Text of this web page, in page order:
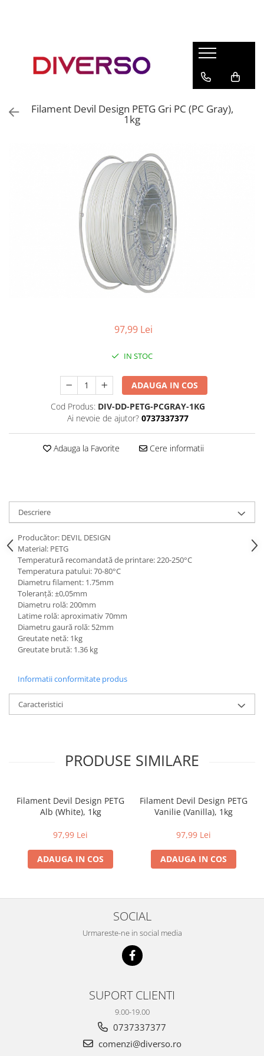
ASA
Filament Devil Design PETG Gri PC (PC Gray),
1kg
97,99 Lei
IN STOC
ADAUGA IN COS
Cod Produs: DIV-DD-PETG-PCGRAY-1KG
Ai nevoie de ajutor? 0737337377
Adauga la Favorite Cere informatii
Descriere
Producător: DEVIL DESIGN
Material: PETG
Temperatură recomandată de printare: 220-250°C
Temperatura patului: 70-80°C
Diametru filament: 1.75mm
Toleranță: ±0,05mm
Diametru rolă: 200mm
Latime rolă: aproximativ 70mm
Diametru gaură rolă: 52mm
Greutate netă: 1kg
Greutate brută: 1.36 kg
Informatii conformitate produs
Caracteristici
PRODUSE SIMILARE
Filament Devil Design PETG
Alb (White), 1kg
97,99 Lei
ADAUGA IN COS
Filament Devil Design PETG
Vanilie (Vanilla), 1kg
97,99 Lei
ADAUGA IN COS
SOCIAL
Urmareste-ne in social media
SUPORT CLIENTI
9.00-19.00
0737337377
comenzi@diverso.ro